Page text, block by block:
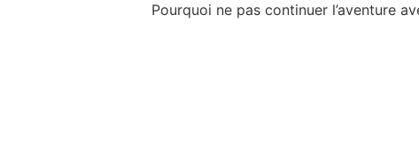
Pourquoi ne pas continuer l’aventure